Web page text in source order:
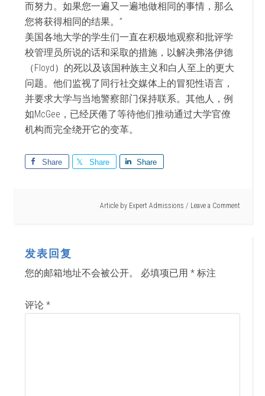
而努力。如果您一遍又一遍地做相同的事情，那么
您将获得相同的结果。”
美国各地大学的学生们一直在积极地观察和批评学
校管理员所说的话和采取的措施，以解决弗洛伊德
（Floyd）的死以及该国种族主义和白人至上的更大
问题。他们监视了同行社交媒体上的冒犯性语言，
并要求大学与当地警察部门保持联系。其他人，例
如McGee，已经厌倦了等待他们推动通过大学官僚
机构而完全绕开它的变革。
Share Share Share
Article by Expert Admissions Leave a Comment
发表回复
您的邮箱地址不会被公开。 必填项已用* 标注
评论*